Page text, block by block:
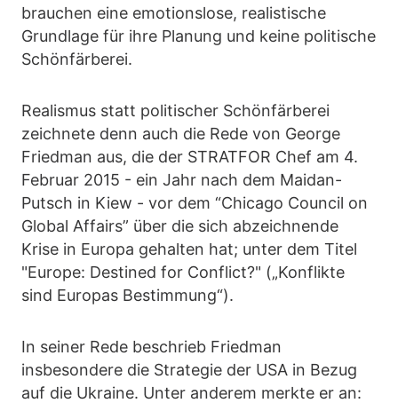
brauchen eine emotionslose, realistische
Grundlage für ihre Planung und keine politische
Schönfärberei.
Realismus statt politischer Schönfärberei
zeichnete denn auch die Rede von George
Friedman aus, die der STRATFOR Chef am 4.
Februar 2015 - ein Jahr nach dem Maidan-
Putsch in Kiew - vor dem “Chicago Council on
Global Affairs” über die sich abzeichnende
Krise in Europa gehalten hat; unter dem Titel
"Europe: Destined for Conflict?" („Konflikte
sind Europas Bestimmung“).
In seiner Rede beschrieb Friedman
insbesondere die Strategie der USA in Bezug
auf die Ukraine. Unter anderem merkte er an: